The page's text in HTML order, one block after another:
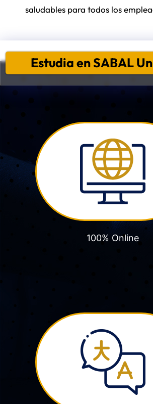
saludables para todos los
Estudia en SABAL
100% Online